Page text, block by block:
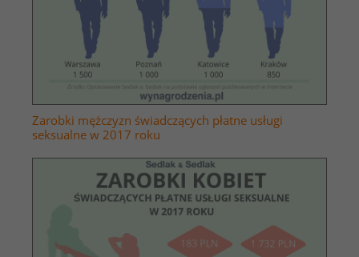
Zarobki mężczyzn świadczących płatne usługi
seksualne w 2017 roku